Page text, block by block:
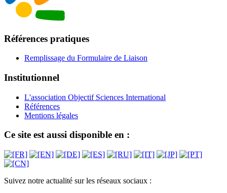
Références pratiques
Remplissage du Formulaire de Liaison
Institutionnel
L'association Objectif Sciences International
Références
Mentions légales
Ce site est aussi disponible en :
Suivez notre actualité sur les réseaux sociaux :